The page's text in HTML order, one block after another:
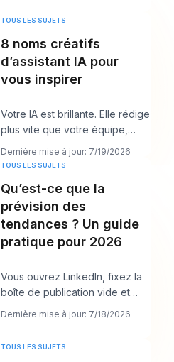
TOUS LES SUJETS
8 noms créatifs
d’assistant IA pour
vous inspirer
Votre IA est brillante. Elle rédige
plus vite que votre équipe,
répond avec clarté et semble
peut-êt
Dernière mise à jour: 7/19/2026
TOUS LES SUJETS
Qu’est-ce que la
prévision des
tendances ? Un guide
pratique pour 2026
Vous ouvrez LinkedIn, fixez la
boîte de publication vide et
pensez : « Qu’est-ce qui
intéresse vraim
Dernière mise à jour: 7/18/2026
TOUS LES SUJETS